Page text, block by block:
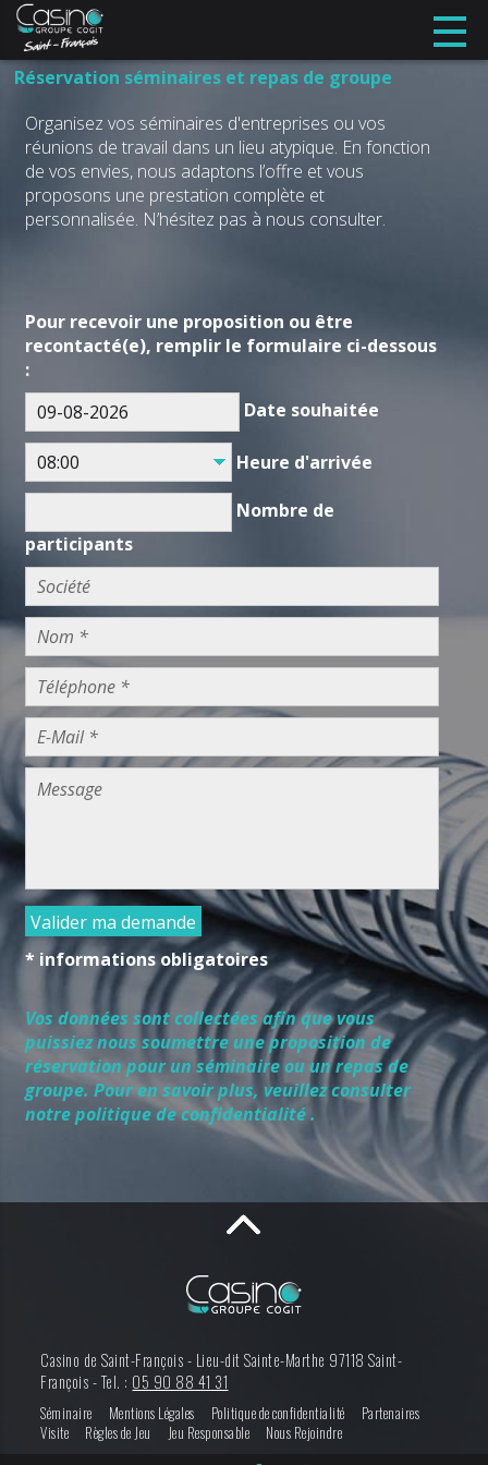
Réservation séminaires et repas de groupe
Organisez vos séminaires d'entreprises ou vos
réunions de travail dans un lieu atypique. En fonction
de vos envies, nous adaptons l’offre et vous
proposons une prestation complète et
personnalisée. N’hésitez pas à nous consulter.
Pour recevoir une proposition ou être
recontacté(e), remplir le formulaire ci-dessous
:
Date souhaitée
Heure d'arrivée
Nombre de
participants
Valider ma demande
* informations obligatoires
Vos données sont collectées afin que vous
puissiez nous soumettre une proposition de
réservation pour un séminaire ou un repas de
groupe. Pour en savoir plus, veuillez consulter
notre politique de confidentialité .
Casino de Saint-François - Lieu-dit Sainte-Marthe 97118 Saint-
François-Tel. : 05 90 88 41 31
Séminaire Mentions Légales Politique de confidentialité
Partenaires
Visite
Règles de Jeu Jeu Responsable Nous Rejoindre